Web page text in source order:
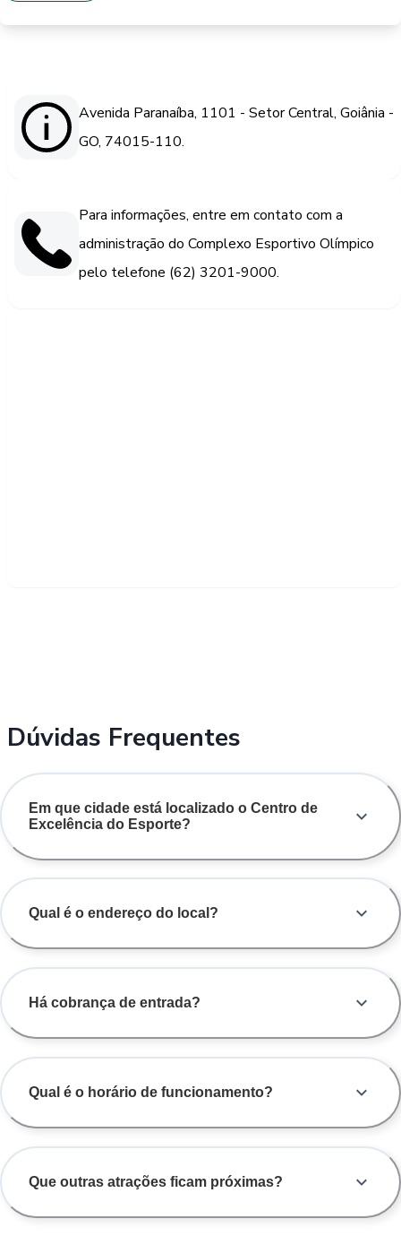
Avenida Paranaíba, 1101 - Setor Central, Goiânia -
GO, 74015-110.
Para informações, entre em contato com a
administração do Complexo Esportivo Olímpico
pelo telefone (62) 3201-9000.
Dúvidas Frequentes
Em que cidade está localizado o Centro de
Excelência do Esporte?
Qual é o endereço do local?
Há cobrança de entrada?
Qual é o horário de funcionamento?
Que outras atrações ficam próximas?